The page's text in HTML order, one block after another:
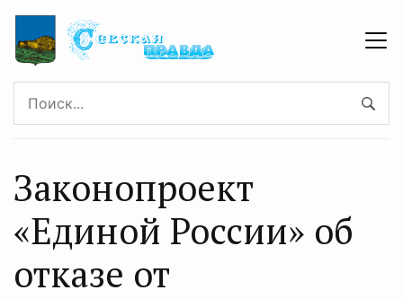
Законопроект
«Единой России» об
отказе от